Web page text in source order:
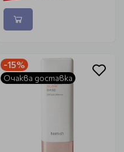
-15%
Очаква доставка